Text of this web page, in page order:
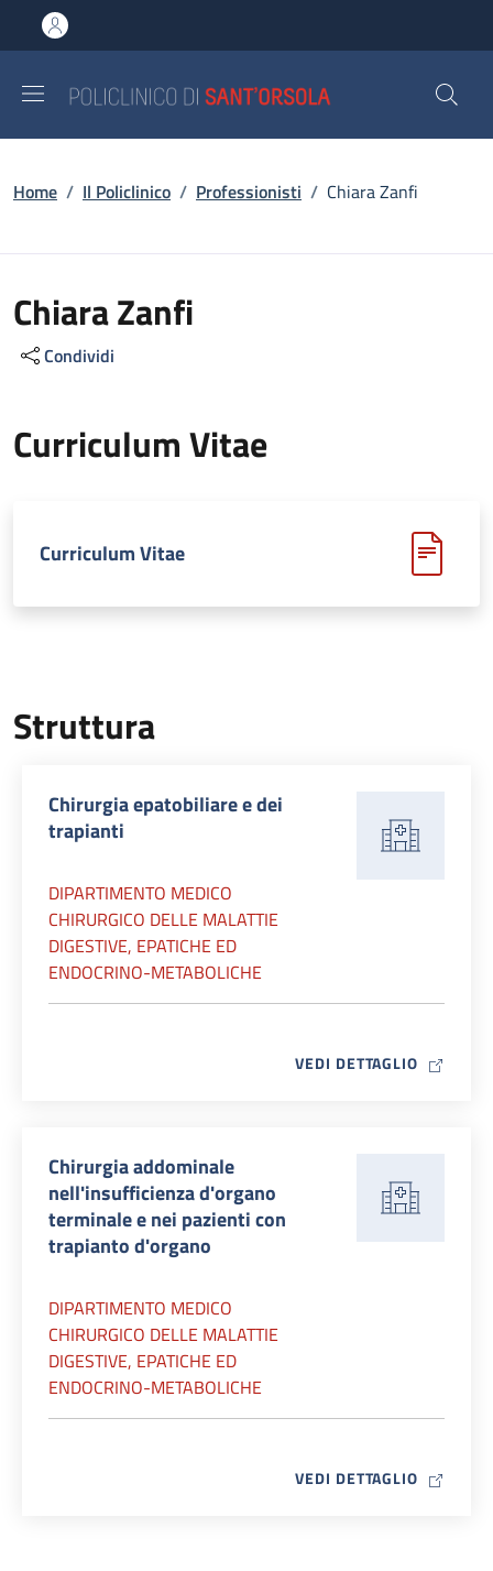
al contenuto principale
to footer content
Briciole di pane
Home / Il Policlinico / Professionisti / Chiara Zanfi
Chiara Zanfi
Condividi
Curriculum Vitae
Curriculum Vitae
Struttura
Chirurgia epatobiliare e dei
trapianti
DIPARTIMENTO MEDICO
CHIRURGICO DELLE MALATTIE
DIGESTIVE, EPATICHE ED
ENDOCRINO-METABOLICHE
VEDI DETTAGLIO MAP ICON
Chirurgia addominale
nell'insufficienza d'organo
terminale e nei pazienti con
trapianto d'organo
DIPARTIMENTO MEDICO
CHIRURGICO DELLE MALATTIE
DIGESTIVE, EPATICHE ED
ENDOCRINO-METABOLICHE
VEDI DETTAGLIO MAP ICON